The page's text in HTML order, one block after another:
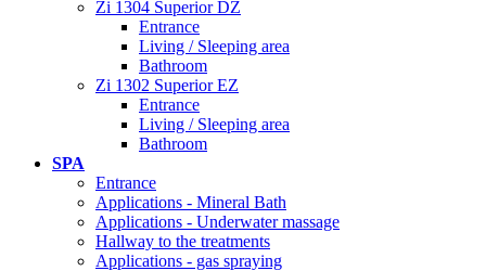
Zi 1304 Superior DZ
Entrance
Living / Sleeping area
Bathroom
Zi 1302 Superior EZ
Entrance
Living / Sleeping area
Bathroom
SPA
Entrance
Applications - Mineral Bath
Applications - Underwater massage
Hallway to the treatments
Applications - gas spraying